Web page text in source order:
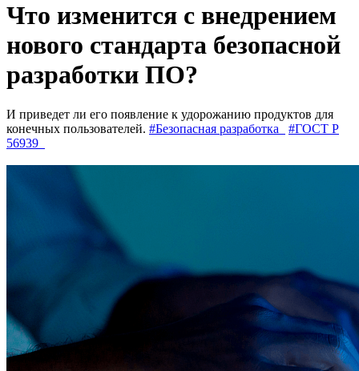
Что изменится с внедрением
нового стандарта безопасной
разработки ПО?
И приведет ли его появление к удорожанию продуктов для
конечных пользователей. #Безопасная разработка
#ГОСТ Р
56939